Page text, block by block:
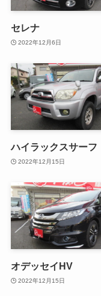
セレナ
2022年12月6日
ハイラックスサーフ
2022年12月15日
オデッセイHV
2022年12月15日